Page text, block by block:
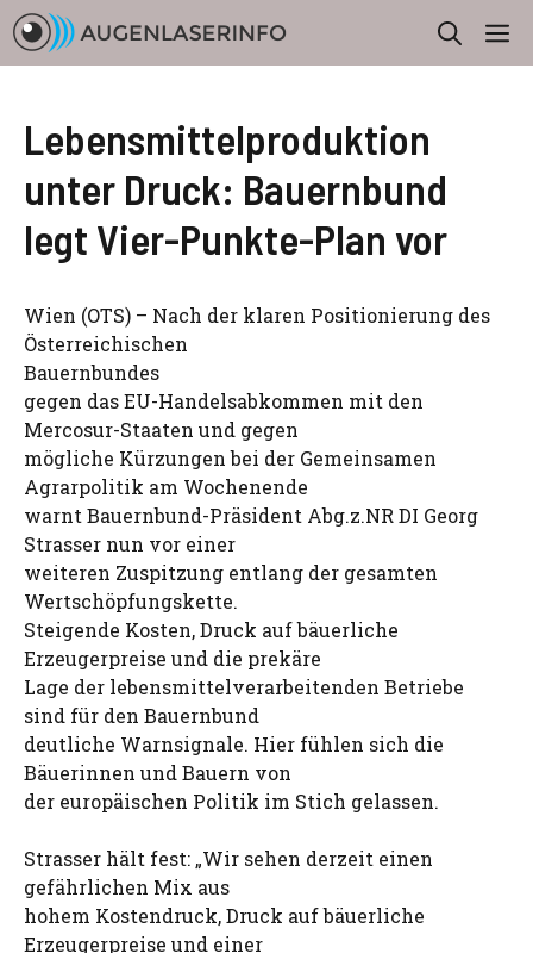
Zum
Inhalt
springen
Lebensmittelproduktion
unter Druck: Bauernbund
legt Vier-Punkte-Plan vor
Wien (OTS) – Nach der klaren Positionierung des
Österreichischen
Bauernbundes
gegen das EU-Handelsabkommen mit den
Mercosur-Staaten und gegen
mögliche Kürzungen bei der Gemeinsamen
Agrarpolitik am Wochenende
warnt Bauernbund-Präsident Abg.z.NR DI Georg
Strasser nun vor einer
weiteren Zuspitzung entlang der gesamten
Wertschöpfungskette.
Steigende Kosten, Druck auf bäuerliche
Erzeugerpreise und die prekäre
Lage der lebensmittelverarbeitenden Betriebe
sind für den Bauernbund
deutliche Warnsignale. Hier fühlen sich die
Bäuerinnen und Bauern von
der europäischen Politik im Stich gelassen.
Strasser hält fest: „Wir sehen derzeit einen
gefährlichen Mix aus
hohem Kostendruck, Druck auf bäuerliche
Erzeugerpreise und einer